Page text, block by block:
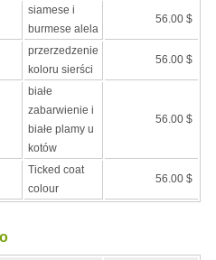
siamese i
burmese alela
56.00 $
przerzedzenie
koloru sierści
56.00 $
białe
zabarwienie i
białe plamy u
kotów
56.00 $
Ticked coat
colour
56.00 $